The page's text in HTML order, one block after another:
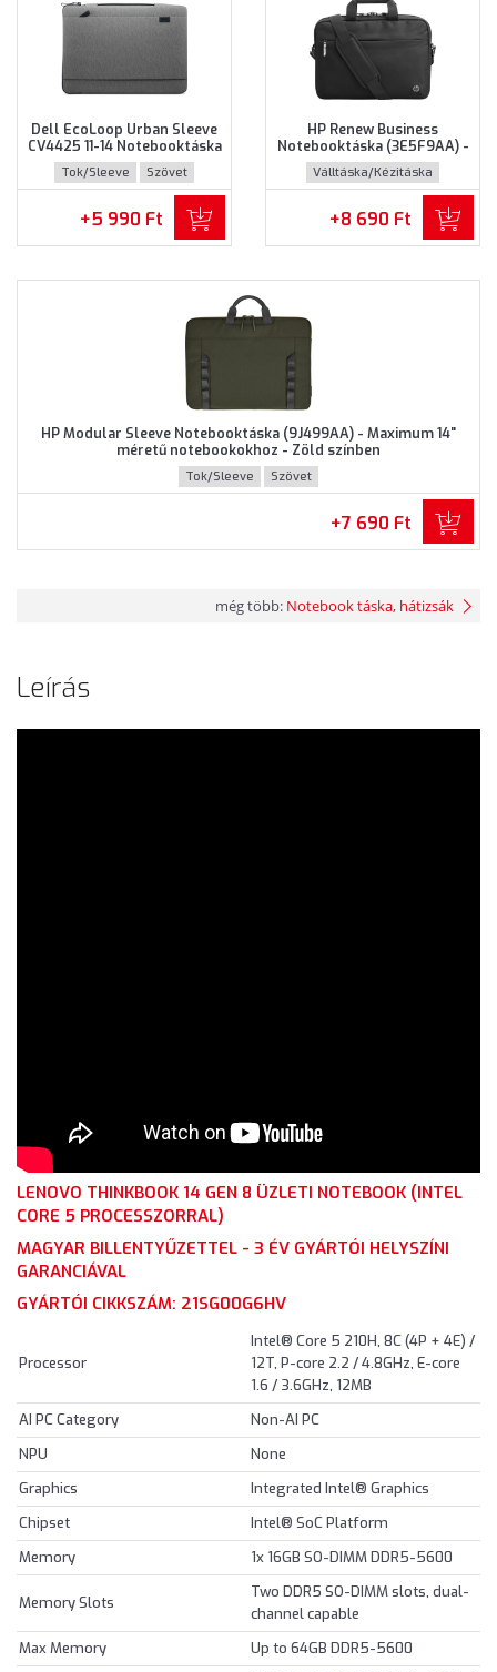
Dell EcoLoop Urban Sleeve
CV4425 11-14 Notebooktáska
(460-BDWQ) - Maximum 14"
méretű notebookokhoz,
Szürke színben
Tok/Sleeve Szövet
+5 990 Ft
HP Renew Business
Notebooktáska (3E5F9AA) -
Maximum 14.0" méretű
notebookokhoz - Fekete
színben
Válltáska/Kézitáska
Újrahasznosított műanyag
+8 690 Ft
HP Modular Sleeve Notebooktáska (9J499AA) - Maximum 14"
méretű notebookokhoz - Zöld színben
Tok/Sleeve Szövet
+7 690 Ft
még több: Notebook táska, hátizsák
Leírás
LENOVO THINKBOOK 14 GEN 8 ÜZLETI NOTEBOOK (INTEL
CORE 5 PROCESSZORRAL)
MAGYAR BILLENTYŰZETTEL - 3 ÉV GYÁRTÓI HELYSZÍNI
GARANCIÁVAL
GYÁRTÓI CIKKSZÁM: 21SG00G6HV
Processor
Intel® Core 5 210H, 8C (4P + 4E) /
12T, P-core 2.2 / 4.8GHz, E-core
1.6 / 3.6GHz, 12MB
AI PC Category
Non-AI PC
NPU
None
Graphics
Integrated Intel® Graphics
Chipset
Intel® SoC Platform
Memory
1x 16GB SO-DIMM DDR5-5600
Memory Slots
Two DDR5 SO-DIMM slots, dual-
channel capable
Max Memory
Up to 64GB DDR5-5600